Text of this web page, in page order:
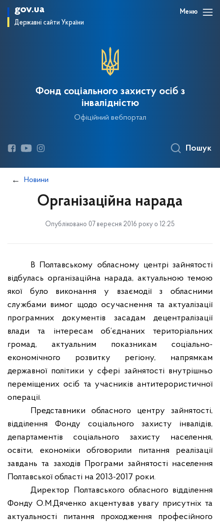
gov.ua
Державні сайти України
Меню
Фонд соціального захисту осіб з
інвалідністю
Офіційний вебпортал
Пошук
Новини
Організаційна нарада
Опубліковано 07 вересня 2016 року о 12:25
В Полтавському обласному центрі зайнятості
відбулась організаційна нарада, актуальною темою
якої було виконання у взаємодії з обласними
службами вимог щодо осучаснення та актуалізації
програмних документів засадам децентралізації
влади та інтересам об’єднаних територіальних
громад, актуальним показникам соціально-
економічного розвитку регіону, напрямкам
державної політики у сфері зайнятості внутрішньо
переміщених осіб та учасників антитерористичної
операції.
Представники обласного центру зайнятості,
відділення Фонду соціального захисту інвалідів,
департаментів соціального захисту населення,
освіти, економіки обговорили питання реалізації
завдань та заходів Програми зайнятості населення
Полтавської області на 2013-2017 роки.
Директор Полтавського обласного відділення
Фонду О.М.Дяченко акцентував увагу присутніх та
актуальності питання проходження професійного